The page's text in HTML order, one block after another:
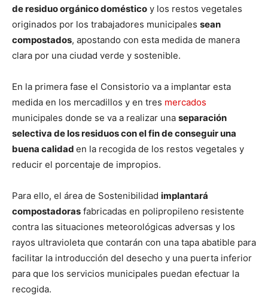
de residuo orgánico doméstico y los restos vegetales
originados por los trabajadores municipales sean
compostados, apostando con esta medida de manera
clara por una ciudad verde y sostenible.
En la primera fase el Consistorio va a implantar esta
medida en los mercadillos y en tres mercados
municipales donde se va a realizar una separación
selectiva de los residuos con el fin de conseguir una
buena calidad en la recogida de los restos vegetales y
reducir el porcentaje de impropios.
Para ello, el área de Sostenibilidad implantará
compostadoras fabricadas en polipropileno resistente
contra las situaciones meteorológicas adversas y los
rayos ultravioleta que contarán con una tapa abatible para
facilitar la introducción del desecho y una puerta inferior
para que los servicios municipales puedan efectuar la
recogida.